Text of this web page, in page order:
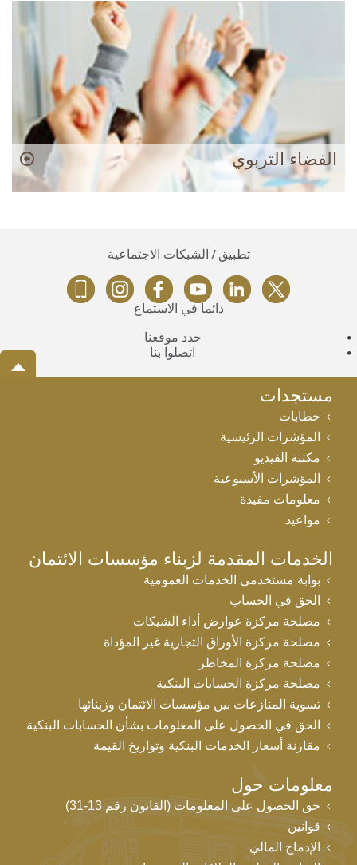
الفضاء التربوي
تطبيق / الشبكات الاجتماعية
دائماً في الاستماع
حدد موقعنا
اتصلوا بنا
مستجدات
خطابات
المؤشرات الرئيسية
مكتبة الفيديو
المؤشرات الأسبوعية
معلومات مفيدة
مواعيد
الخدمات المقدمة لزبناء مؤسسات الائتمان
بوابة مستخدمي الخدمات العمومية
الحق في الحساب
مصلحة مركزة عوارض أداء الشيكات
مصلحة مركزة الأوراق التجارية غير المؤداة
مصلحة مركزة المخاطر
مصلحة مركزة الحسابات البنكية
تسوية المنازعات بين مؤسسات الائتمان وزبنائها
الحق في الحصول على المعلومات بشأن الحسابات البنكية
مقارنة أسعار الخدمات البنكية وتواريخ القيمة
معلومات حول
حق الحصول على المعلومات (القانون رقم 13-31)
قوانين
الإدماج المالي